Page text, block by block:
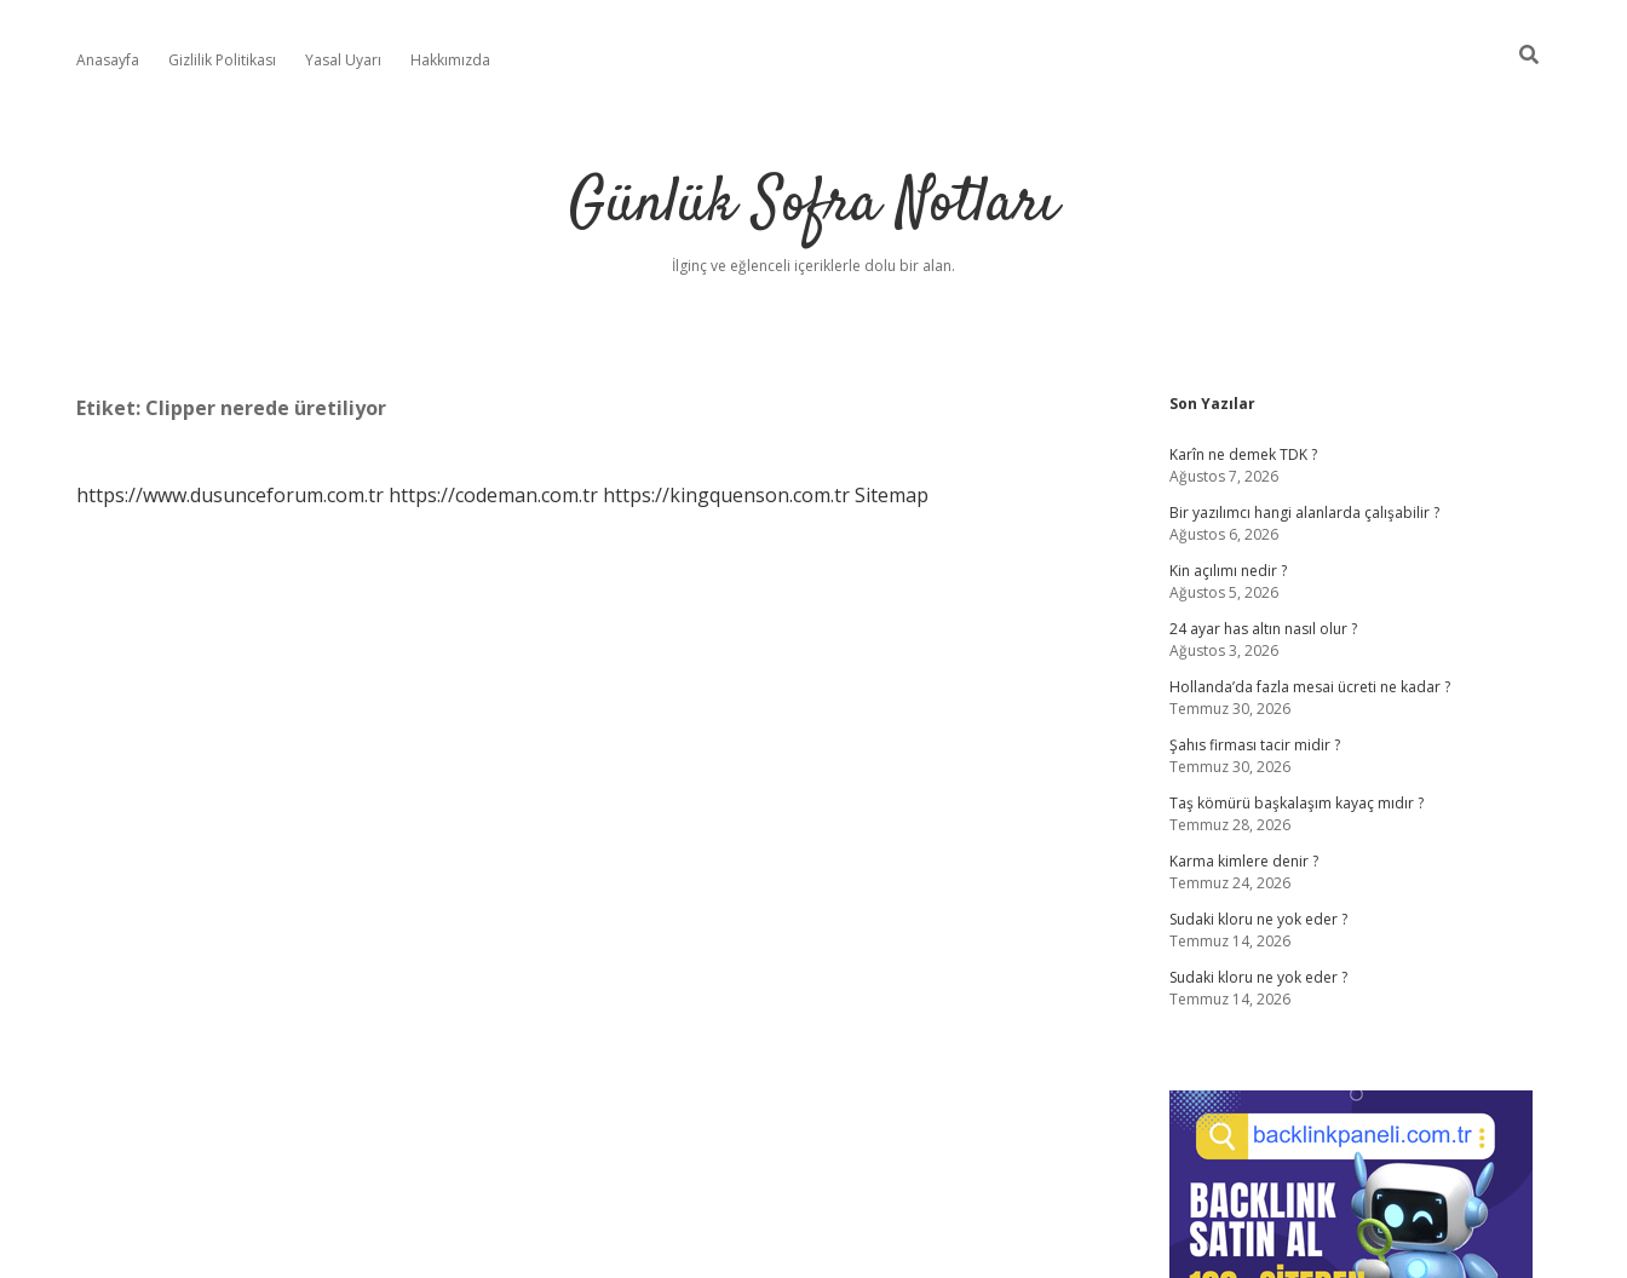
Anasayfa Gizlilik Politikası Yasal Uyarı Hakkımızda
Günlük Sofra Notları
İlginç ve eğlenceli içeriklerle dolu bir alan.
Etiket: Clipper nerede üretiliyor
https://www.dusunceforum.com.tr https://codeman.com.tr https://kingquenson.com.trSitemap
Sidebar
Son Yazılar
Karîn ne demek TDK ?
Ağustos 7, 2026
Bir yazılımcı hangi alanlarda çalışabilir ?
Ağustos 6, 2026
Kin açılımı nedir ?
Ağustos 5, 2026
24 ayar has altın nasıl olur ?
Ağustos 3, 2026
Hollanda’da fazla mesai ücreti ne kadar ?
Temmuz 30, 2026
Şahıs firması tacir midir ?
Temmuz 30, 2026
Taş kömürü başkalaşım kayaç mıdır ?
Temmuz 28, 2026
Karma kimlere denir ?
Temmuz 24, 2026
Sudaki kloru ne yok eder ?
Temmuz 14, 2026
Sudaki kloru ne yok eder ?
Temmuz 14, 2026
elexbet yeni adresi